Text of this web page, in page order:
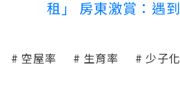
租」 房東激賞：遇
空屋率 生育率 少子化